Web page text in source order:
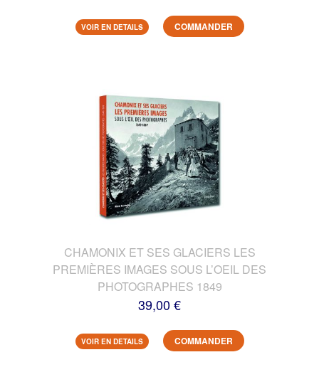
VOIR EN DETAILS COMMANDER
CHAMONIX ET SES GLACIERS LES
PREMIÈRES IMAGES SOUS L’OEIL DES
PHOTOGRAPHES 1849
39,00 €
VOIR EN DETAILS COMMANDER